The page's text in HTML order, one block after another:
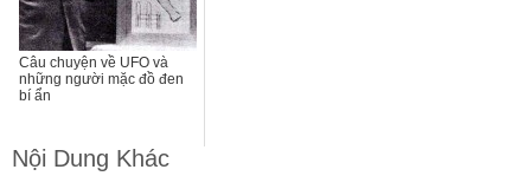
Câu chuyện về UFO và
những người mặc đồ đen
bí ẩn
Nội Dung Khác